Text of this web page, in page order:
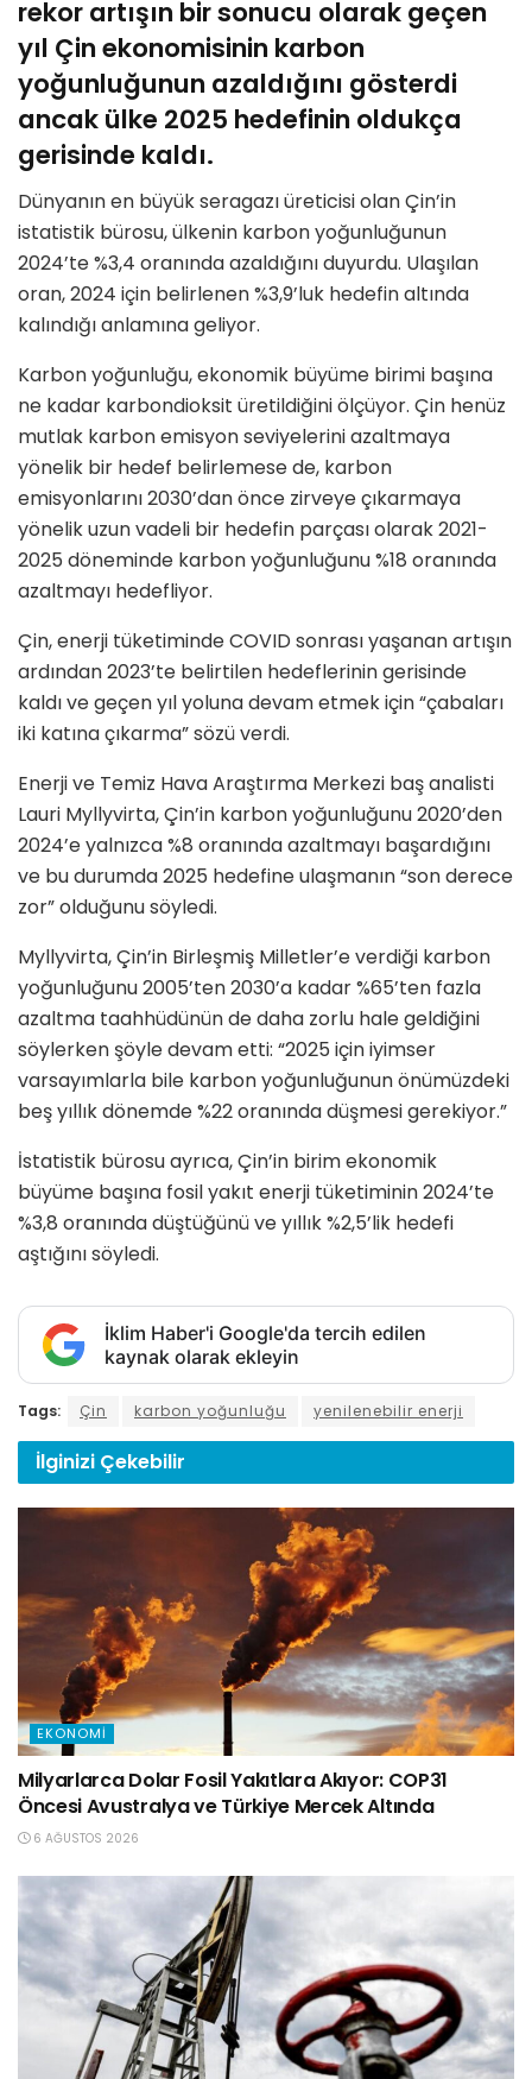
rekor artışın bir sonucu olarak geçen
yıl Çin ekonomisinin karbon
yoğunluğunun azaldığını gösterdi
ancak ülke 2025 hedefinin oldukça
gerisinde kaldı.
Dünyanın en büyük seragazı üreticisi olan Çin’in
istatistik bürosu, ülkenin karbon yoğunluğunun
2024’te %3,4 oranında azaldığını duyurdu. Ulaşılan
oran, 2024 için belirlenen %3,9’luk hedefin altında
kalındığı anlamına geliyor.
Karbon yoğunluğu, ekonomik büyüme birimi başına
ne kadar karbondioksit üretildiğini ölçüyor. Çin henüz
mutlak karbon emisyon seviyelerini azaltmaya
yönelik bir hedef belirlemese de, karbon
emisyonlarını 2030’dan önce zirveye çıkarmaya
yönelik uzun vadeli bir hedefin parçası olarak 2021-
2025 döneminde karbon yoğunluğunu %18 oranında
azaltmayı hedefliyor.
Çin, enerji tüketiminde COVID sonrası yaşanan artışın
ardından 2023’te belirtilen hedeflerinin gerisinde
kaldı ve geçen yıl yoluna devam etmek için “çabaları
iki katına çıkarma” sözü verdi.
Enerji ve Temiz Hava Araştırma Merkezi baş analisti
Lauri Myllyvirta, Çin’in karbon yoğunluğunu 2020’den
2024’e yalnızca %8 oranında azaltmayı başardığını
ve bu durumda 2025 hedefine ulaşmanın “son derece
zor” olduğunu söyledi.
Myllyvirta, Çin’in Birleşmiş Milletler’e verdiği karbon
yoğunluğunu 2005’ten 2030’a kadar %65’ten fazla
azaltma taahhüdünün de daha zorlu hale geldiğini
söylerken şöyle devam etti: “2025 için iyimser
varsayımlarla bile karbon yoğunluğunun önümüzdeki
beş yıllık dönemde %22 oranında düşmesi gerekiyor.”
İstatistik bürosu ayrıca, Çin’in birim ekonomik
büyüme başına fosil yakıt enerji tüketiminin 2024’te
%3,8 oranında düştüğünü ve yıllık %2,5’lik hedefi
aştığını söyledi.
İklim Haber'i Google'da tercih edilen
kaynak olarak ekleyin
Tags: Çin karbon yoğunluğu yenilenebilir enerji
İlginizi Çekebilir
EKONOMI
Milyarlarca Dolar Fosil Yakıtlara Akıyor: COP31
Öncesi Avustralya ve Türkiye Mercek Altında
6 AĞUSTOS 2026